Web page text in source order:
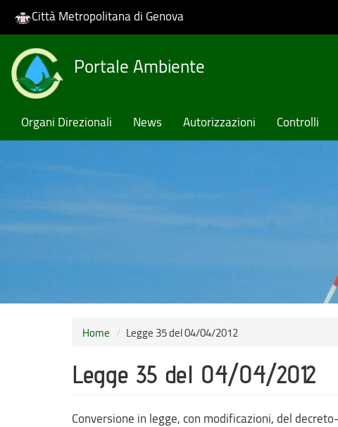
Skip
main
Città Metropolitana di Genova
Portale Ambiente
Organi Direzionali News Autorizzazioni Controlli
Home Legge 35 del 04/04/2012
Legge 35 del 04/04/2012
Conversione in legge, con modificazioni, del